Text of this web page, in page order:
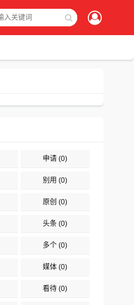
申请 (0)
别用 (0)
原创 (0)
头条 (0)
多个 (0)
媒体 (0)
看待 (0)